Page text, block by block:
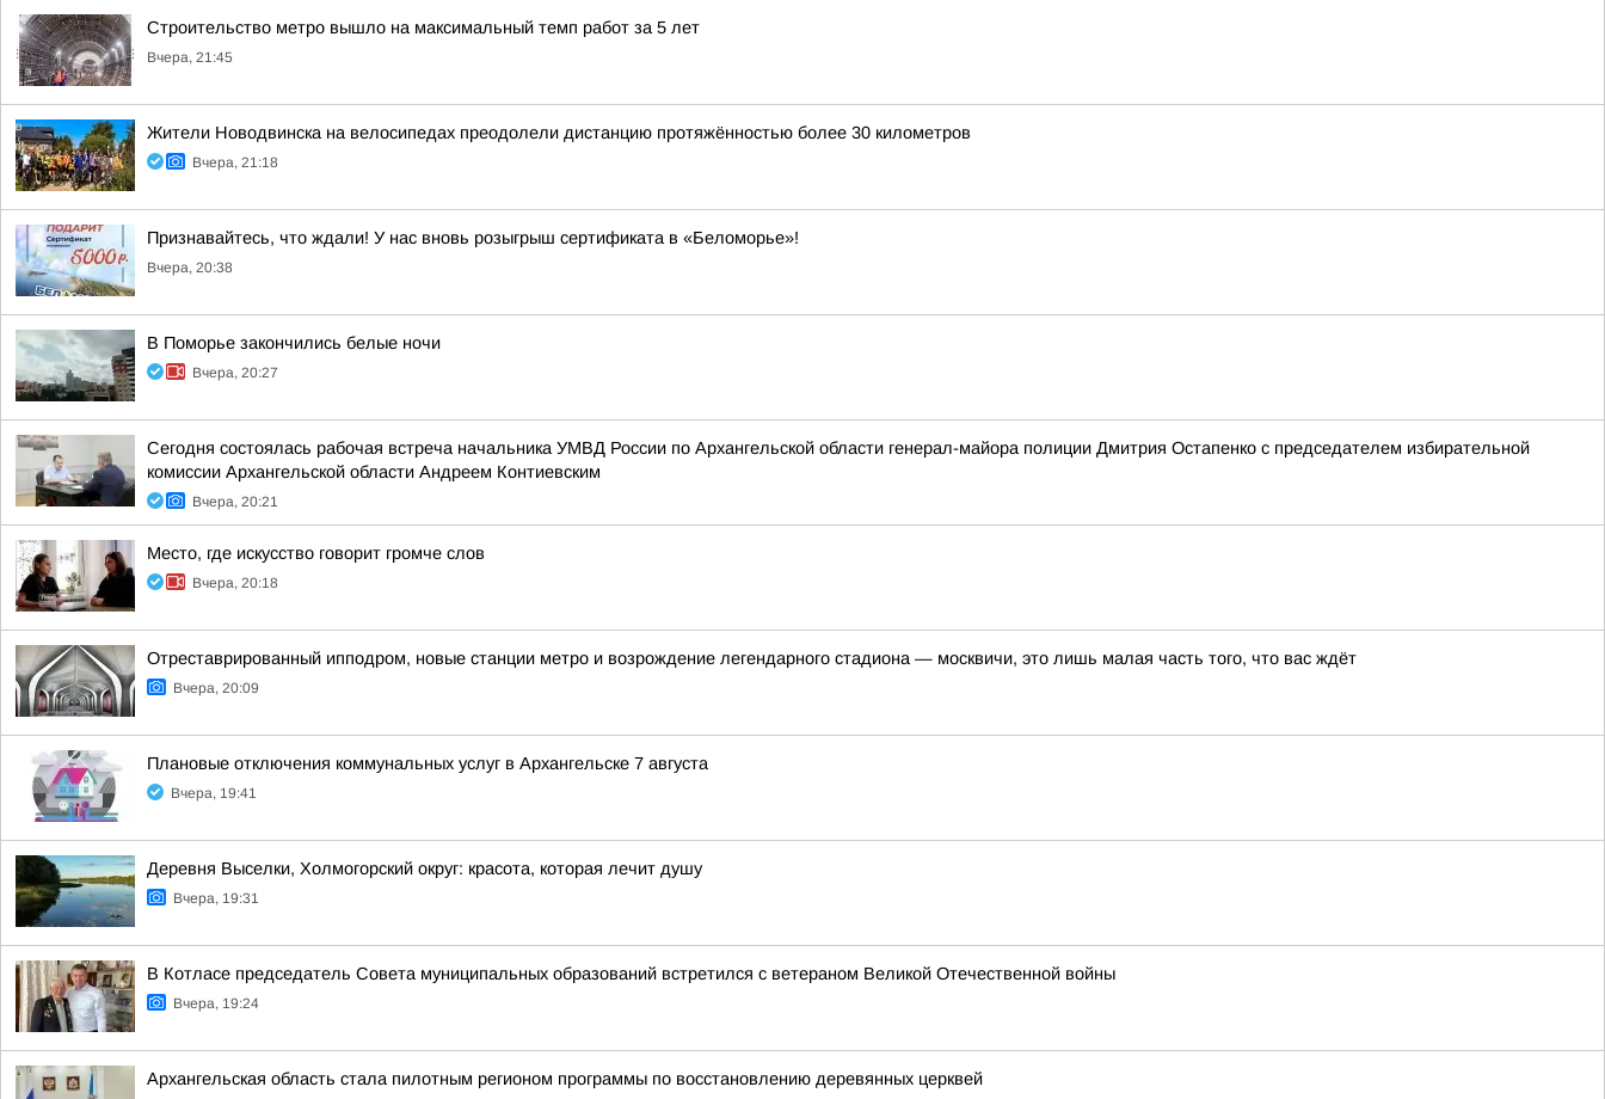
Строительство метро вышло на максимальный темп работ за 5 лет
Вчера, 21:45
Жители Новодвинска на велосипедах преодолели дистанцию протяжённостью более 30 километров
Вчера, 21:18
Признавайтесь, что ждали! У нас вновь розыгрыш сертификата в «Беломорье»!
Вчера, 20:38
В Поморье закончились белые ночи
Вчера, 20:27
Сегодня состоялась рабочая встреча начальника УМВД России по Архангельской области генерал-майора полиции Дмитрия Остапенко с председателем избирательной
комиссии Архангельской области Андреем Контиевским
Вчера, 20:21
Место, где искусство говорит громче слов
Вчера, 20:18
Отреставрированный ипподром, новые станции метро и возрождение легендарного стадиона — москвичи, это лишь малая часть того, что вас ждёт
Вчера, 20:09
Плановые отключения коммунальных услуг в Архангельске 7 августа
Вчера, 19:41
Деревня Выселки, Холмогорский округ: красота, которая лечит душу
Вчера, 19:31
В Котласе председатель Совета муниципальных образований встретился с ветераном Великой Отечественной войны
Вчера, 19:24
Архангельская область стала пилотным регионом программы по восстановлению деревянных церквей